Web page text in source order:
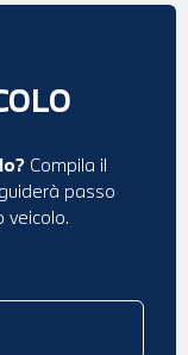
Compila il
passo
veicolo.